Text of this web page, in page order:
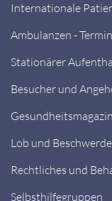
Internationale
Ambulanzen -
Stationärer
Besucher und
Lob und
Rechtliches und
Selbsthilfegruppen